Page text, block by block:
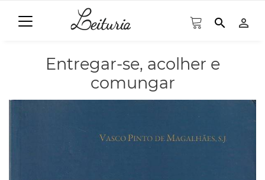
search person_outline
Entregar-se, acolher e
comungar